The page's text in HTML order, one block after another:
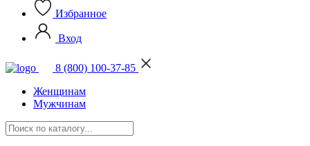
Избранное
Вход
8 (800) 100-37-85
Женщинам
Мужчинам